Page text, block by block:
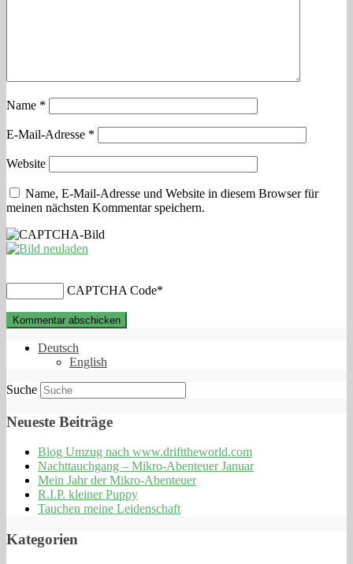
Name *
E-Mail-Adresse *
Website
Name, E-Mail-Adresse und Website in diesem Browser für
meinen nächsten Kommentar speichern.
CAPTCHA Code*
Deutsch
English
Suche
Neueste Beiträge
Blog Umzug nach www.drifttheworld.com
Nachttauchgang – Mikro-Abenteuer Januar
Mein Jahr der Mikro-Abenteuer
R.I.P. kleiner Puppy
Tauchen meine Leidenschaft
Kategorien